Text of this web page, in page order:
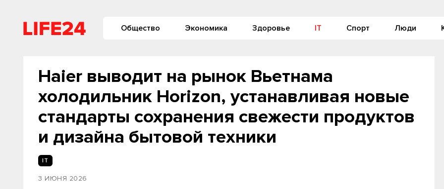
Общество Экономика Здоровье IT Спорт Люди
Haier выводит на рынок Вьетнама
холодильник Horizon, устанавливая новые
стандарты сохранения свежести продуктов
и дизайна бытовой техники
IT
3 ИЮНЯ 2026